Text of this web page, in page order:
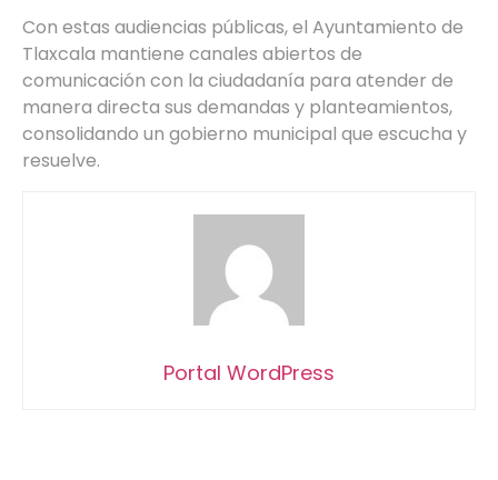
Con estas audiencias públicas, el Ayuntamiento de
Tlaxcala mantiene canales abiertos de
comunicación con la ciudadanía para atender de
manera directa sus demandas y planteamientos,
consolidando un gobierno municipal que escucha y
resuelve.
Portal WordPress